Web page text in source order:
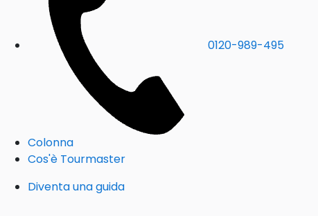
0120-989-495
Colonna
Cos'è Tourmaster
Diventa una guida